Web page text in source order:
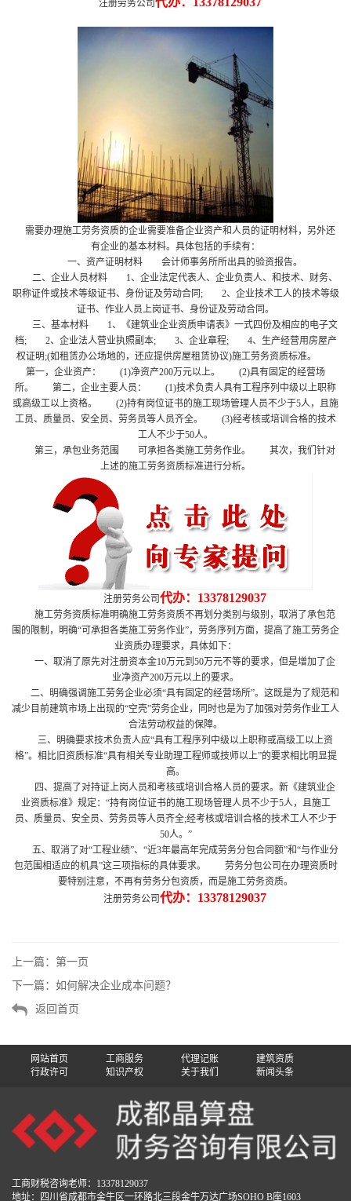
注册劳务公司
需要办理施工劳务资质的企业需要准备企业资产和人员的证明材料，另外还
有企业的基本材料。具体包括的手续有：
一、资产证明材料 会计师事务所所出具的验资报告。
二、企业人员材料 1、企业法定代表人、企业负责人、和技术、财务、
职称证件或技术等级证书、身份证及劳动合同; 2、企业技术工人的技术等级
证书、作业人员上岗证书、身份证及劳动合同。
三、基本材料 1、《建筑业企业资质申请表》一式四份及相应的电子文
档; 2、企业法人营业执照副本; 3、企业章程; 4、生产经营用房屋产
权证明;(如租赁办公场地的，还应提供房屋租赁协议)施工劳务资质标准。
第一，企业资产： (1)净资产200万元以上。 (2)具有固定的经营场
所。 第二，企业主要人员： (1)技术负责人具有工程序列中级以上职称
或高级工以上资格。 (2)持有岗位证书的施工现场管理人员不少于5人，且施
工员、质量员、安全员、劳务员等人员齐全。 (3)经考核或培训合格的技术
工人不少于50人。
第三，承包业务范围 可承担各类施工劳务作业。 其次，我们针对
上述的施工劳务资质标准进行分析。
注册劳务公司代办： 13378129037
施工劳务资质标准明确施工劳务资质不再划分类别与级别，取消了承包范
围的限制，明确“可承担各类施工劳务作业”，劳务序列方面，提高了施工劳务企
业资质办理要求，具体如下：
一、取消了原先对注册资本金10万元到50万元不等的要求，但是增加了企
业净资产200万元以上的要求。
二、明确强调施工劳务企业必须“具有固定的经营场所”。这既是为了规范和
减少目前建筑市场上出现的“空壳”劳务企业，同时也是为了加强对劳务作业工人
合法劳动权益的保障。
三、明确要求技术负责人应“具有工程序列中级以上职称或高级工以上资
格”。相比旧资质标准“具有相关专业助理工程师或技师以上”的要求相比明显提
高。
四、提高了对持证上岗人员和考核或培训合格人员的要求。新《建筑业企
业资质标准》规定：“持有岗位证书的施工现场管理人员不少于5人，且施工
员、质量员、安全员、劳务员等人员齐全;经考核或培训合格的技术工人不少于
50人。”
五、取消了对“工程业绩”、“近3年最高年完成劳务分包合同额”和“与作业分
包范围相适应的机具”这三项指标的具体要求。 劳务分包公司在办理资质时
要特别注意，不再有劳务分包资质，而是施工劳务资质。
注册劳务公司代办： 13378129037
上一篇： 第一页
下一篇： 如何解决企业成本问题？
返回首页
网站首页 工商服务 代理记账
建筑资质
行政许可
知识产权 关于我们 新闻头条
工商财税咨询老师：13378129037
地址：四川省成都市金牛区一环路北三段金牛万达广场SOHO B座1603